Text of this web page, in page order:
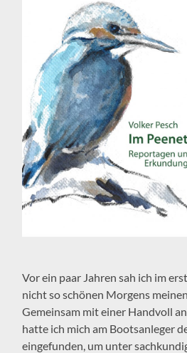
Vor ein paar Jahren sah ich im
nicht so schönen Morgens
Gemeinsam mit einer Handvoll
hatte ich mich am Bootsanleger
eingefunden, um unter